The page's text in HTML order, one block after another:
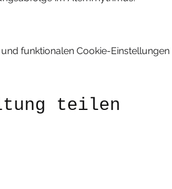
funktionalen Cookie-Einstellungen
teilen